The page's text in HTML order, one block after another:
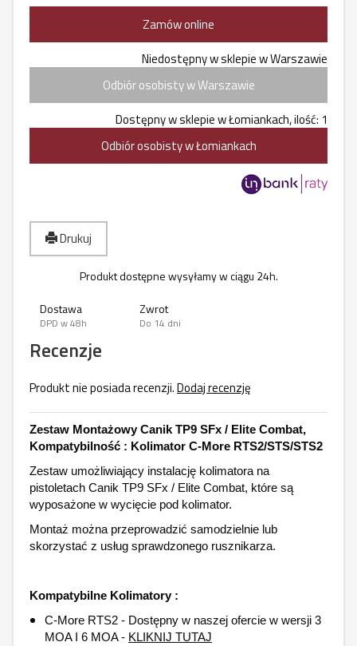
Zamów online
Niedostępny w sklepie w Warszawie
Odbiór osobisty w Warszawie
Dostępny w sklepie w Łomiankach, ilość: 1
Odbiór osobisty w Łomiankach
Drukuj
Produkt dostępne wysyłamy w ciągu 24h.
Dostawa
DPD w 48h
Zwrot
Do 14 dni
Recenzje
Produkt nie posiada recenzji.Dodaj recenzję
Zestaw Montażowy Canik TP9 SFx / Elite Combat,
Kompatybilność : Kolimator C-More RTS2/STS/STS2
Zestaw umożliwiający instalację kolimatora na
pistoletach Canik TP9 SFx / Elite Combat, które są
wyposażone w wycięcie pod kolimator.
Montaż można przeprowadzić samodzielnie lub
skorzystać z usług sprawdzonego rusznikarza.
Kompatybilne Kolimatory :
C-More RTS2 - Dostępny w naszej ofercie w wersji 3
MOA I 6 MOA - KLIKNIJ TUTAJ